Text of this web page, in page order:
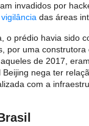
invadidos por
vigilância das áreas
o prédio havia sido
por uma construtora
de 2017,
nega ter
com a